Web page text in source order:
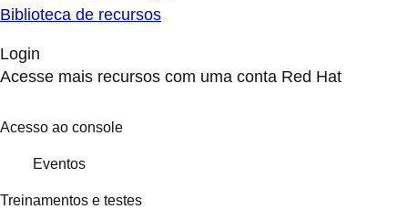
Biblioteca de recursos
Login
Acesse mais recursos com uma conta Red Hat
Acesso ao console
Eventos
Treinamentos e testes